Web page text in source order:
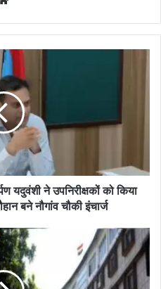
b
s
t
e
ने उपनिरीक्षकों को किया
बने नौगांव चौकी इंचार्ज